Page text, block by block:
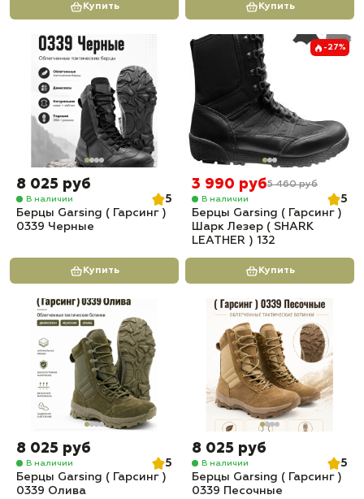
Купить Купить
8 025 руб
В наличии
5
Берцы Garsing ( Гарсинг )
0339 Черные
Купить
-27%
3 990 руб5 460 руб
В наличии
5
Берцы Garsing ( Гарсинг )
Шарк Лезер ( SHARK
LEATHER ) 132
Купить
8 025 руб
В наличии
5
Берцы Garsing ( Гарсинг )
0339 Олива
8 025 руб
В наличии
5
Берцы Garsing ( Гарсинг )
0339 Песочные